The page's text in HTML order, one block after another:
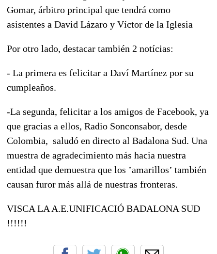
Gomar, árbitro principal que tendrá como
asistentes a David Lázaro y Víctor de la Iglesia
Por otro lado, destacar también 2 notícias:
- La primera es felicitar a Daví Martínez por su
cumpleaños.
-La segunda, felicitar a los amigos de Facebook, ya
que gracias a ellos, Radio Sonconsabor, desde
Colombia, saludó en directo al Badalona Sud. Una
muestra de agradecimiento más hacia nuestra
entidad que demuestra que los ’amarillos’ también
causan furor más allá de nuestras fronteras.
VISCA LA A.E.UNIFICACIÓ BADALONA SUD
!!!!!!